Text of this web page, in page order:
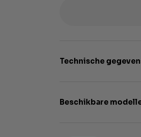
Technische
Beschikbare